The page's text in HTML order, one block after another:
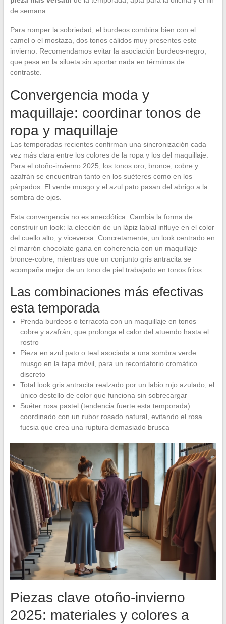
de semana.
Para romper la sobriedad, el burdeos combina bien con el
camel o el mostaza, dos tonos cálidos muy presentes este
invierno. Recomendamos evitar la asociación burdeos-negro,
que pesa en la silueta sin aportar nada en términos de
contraste.
Convergencia moda y
maquillaje: coordinar tonos de
ropa y maquillaje
Las temporadas recientes confirman una sincronización cada
vez más clara entre los colores de la ropa y los del maquillaje.
Para el otoño-invierno 2025, los tonos oro, bronce, cobre y
azafrán se encuentran tanto en los suéteres como en los
párpados. El verde musgo y el azul pato pasan del abrigo a la
sombra de ojos.
Esta convergencia no es anecdótica. Cambia la forma de
construir un look: la elección de un lápiz labial influye en el color
del cuello alto, y viceversa. Concretamente, un look centrado en
el marrón chocolate gana en coherencia con un maquillaje
bronce-cobre, mientras que un conjunto gris antracita se
acompaña mejor de un tono de piel trabajado en tonos fríos.
Las combinaciones más efectivas
esta temporada
Prenda burdeos o terracota con un maquillaje en tonos
cobre y azafrán, que prolonga el calor del atuendo hasta el
rostro
Pieza en azul pato o teal asociada a una sombra verde
musgo en la tapa móvil, para un recordatorio cromático
discreto
Total look gris antracita realzado por un labio rojo azulado, el
único destello de color que funciona sin sobrecargar
Suéter rosa pastel (tendencia fuerte esta temporada)
coordinado con un rubor rosado natural, evitando el rosa
fucsia que crea una ruptura demasiado brusca
Piezas clave otoño-invierno
2025: materiales y colores a